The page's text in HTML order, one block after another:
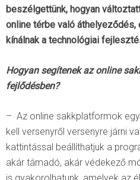
beszélgettünk, hogyan
online térbe való
kínálnak a technológiai
Hogyan segítenek az online
fejlődésben?
– Az online sakkplatformok
kell versenyről versenyre járni
kattintással beállíthatjuk a
akár támadó, akár védekező